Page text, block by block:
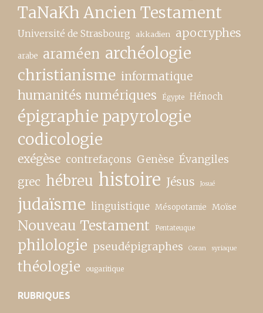
TaNaKh Ancien Testament
Université de Strasbourg akkadien apocryphes
arabe araméen archéologie
christianisme informatique
humanités numériques Égypte Hénoch
épigraphie papyrologie
codicologie
exégèse contrefaçons Genèse Évangiles
grec hébreu histoire Jésus Josué
judaïsme linguistique Mésopotamie Moïse
Nouveau Testament Pentateuque
philologie pseudépigraphes Coran syriaque
théologie ougaritique
RUBRIQUES